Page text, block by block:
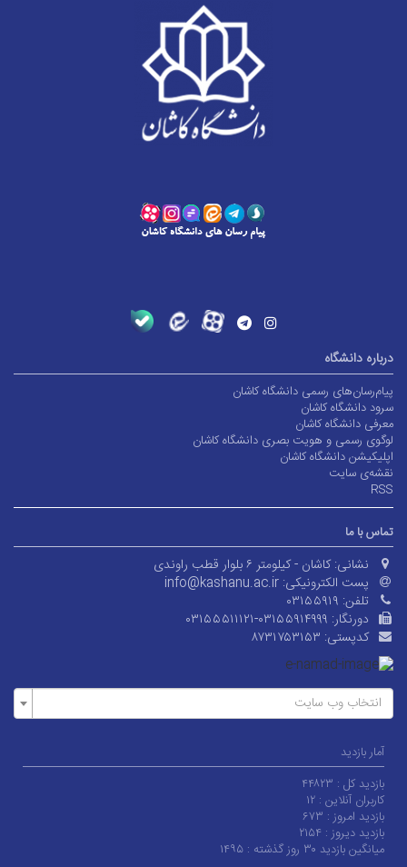
درباره دانشگاه
پیام‌رسان‌های رسمی دانشگاه کاشان
سرود دانشگاه کاشان
معرفی دانشگاه کاشان
لوگوی رسمی و هویت بصری دانشگاه کاشان
اپلیکیشن دانشگاه کاشان
نقشه‌ی سایت
RSS
تماس با ما
نشانی: کاشان - کیلومتر ۶ بلوار قطب راوندی
پست الکترونیکی: info@kashanu.ac.ir
تلفن: ۰۳۱۵۵۹۱۹
دورنگار: ۰۳۱۵۵۵۱۱۱۲۱-۰۳۱۵۵۹۱۴۹۹۹
کدپستی: ۸۷۳۱۷۵۳۱۵۳
انتخاب وب سایت
آمار بازدید
بازدید کل : ۴۴۸۲۳
کاربران آنلاین : ۱۲
بازدید امروز : ۶۷۳
بازدید دیروز : ۲۱۵۴
میانگین بازدید ۳۰ روز گذشته :
۱۴۹۵